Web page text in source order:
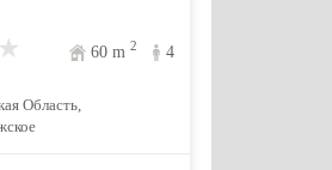
60m 2 4
Область,